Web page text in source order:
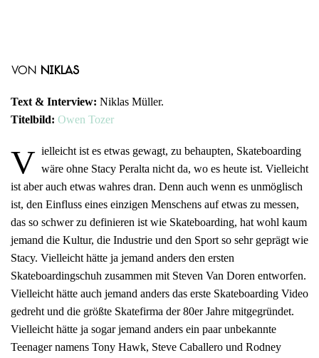
von Niklas
Text & Interview: Niklas Müller.
Titelbild: Owen Tozer
V ielleicht ist es etwas gewagt, zu behaupten, Skateboarding
wäre ohne Stacy Peralta nicht da, wo es heute ist. Vielleicht
ist aber auch etwas wahres dran. Denn auch wenn es unmöglisch
ist, den Einfluss eines einzigen Menschens auf etwas zu messen,
das so schwer zu definieren ist wie Skateboarding, hat wohl kaum
jemand die Kultur, die Industrie und den Sport so sehr geprägt wie
Stacy. Vielleicht hätte ja jemand anders den ersten
Skateboardingschuh zusammen mit Steven Van Doren entworfen.
Vielleicht hätte auch jemand anders das erste Skateboarding Video
gedreht und die größte Skatefirma der 80er Jahre mitgegründet.
Vielleicht hätte ja sogar jemand anders ein paar unbekannte
Teenager namens Tony Hawk, Steve Caballero und Rodney